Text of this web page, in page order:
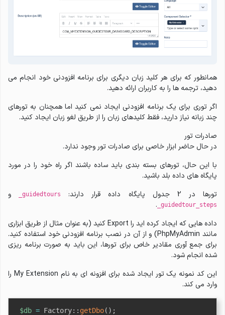
همانطور که برای هر کلید زبان دیگری برای برنامه افزودنی خود انجام می
دهید، ترجمه ها را به کاربران ارائه دهید.
اگر توری برای یک برنامه افزودنی ایجاد نمی کنید اما همچنان به تورهای
چند زبانه نیاز دارید، فقط کلیدهای زبان را از طریق لغو زبان ایجاد کنید.
صادرات تور
در حال حاضر ابزار خاصی برای صادرات تور وجود ندارد.
با این حال، تورهای بسته بندی باید ساده باشند اگر راه خود را در مورد
پایگاه های داده بلد باشید.
تورها در 2 جدول پایگاه داده قرار دارند:
_guidedtours و
_guidedtour_steps
.
داده هایی که ایجاد کرده اید را Export کنید (به عنوان مثال از طریق ابزاری
مانند PhpMyAdmin) و از آن در نصب برنامه افزودنی خود استفاده کنید.
برای جمع آوری مقادیر خاص برای تورها، این باید به صورت برنامه ریزی
شده انجام شود.
این کد نمونه یک تور ایجاد شده برای افزونه ای به نام My Extension را
وارد می کند.
$db = Factory:: getDbo( ) ;